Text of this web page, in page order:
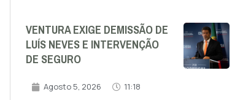
VENTURA EXIGE DEMISSÃO DE
LUÍS NEVES E INTERVENÇÃO
DE SEGURO
Agosto 5, 2026 11:18